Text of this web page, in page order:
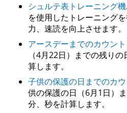
シュルテ表トレーニング機
を使用したトレーニング
力、速読を向上させます。
アースデーまでのカウン
（4月22日）までの残り
算します。
子供の保護の日までのカ
供の保護の日（6月1日）
分、秒を計算します。